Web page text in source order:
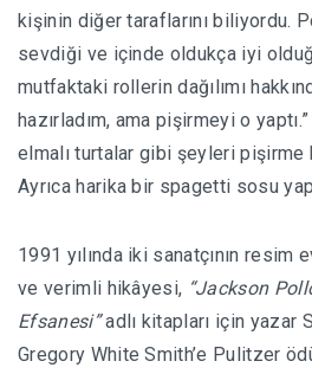
kişinin diğer taraflarını biliyordu.
sevdiği ve içinde oldukça iyi
mutfaktaki rollerin dağılımı
hazırladım, ama pişirmeyi o
elmalı turtalar gibi şeyleri
Ayrıca harika bir spagetti sosu
1991 yılında iki sanatçının resim
ve verimli hikâyesi, “Jackson
Efsanesi”adlı kitapları için yazar
Gregory White Smith’e Pulitzer